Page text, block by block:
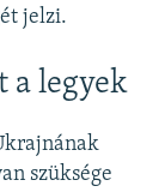
jelzi.
a legyek
szüksége